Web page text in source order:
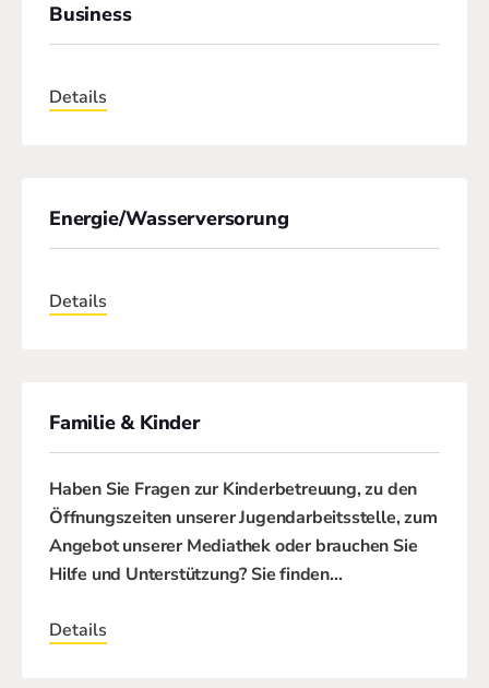
Business
Details
Energie/Wasserversorung
Details
Familie & Kinder
Haben Sie Fragen zur Kinderbetreuung, zu den
Öffnungszeiten unserer Jugendarbeitsstelle, zum
Angebot unserer Mediathek oder brauchen Sie
Hilfe und Unterstützung? Sie finden…
Details